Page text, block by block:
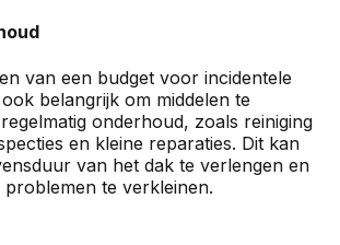
van een budget voor incidentele
belangrijk om middelen te
onderhoud, zoals reiniging
en kleine reparaties. Dit kan
van het dak te verlengen en
te verkleinen.